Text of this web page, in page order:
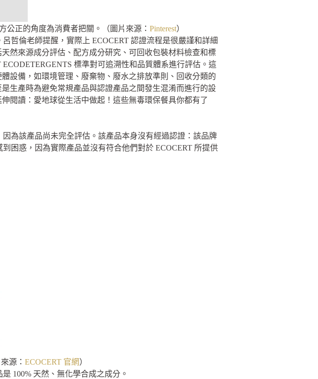
公正的角度為消費者把關。（圖片來源： Pinterest）
哲倫老師提醒，實際上 ECOCERT 認證流程是很嚴謹和詳細
然來源成分評估、配方成分研究、可回收包裝材料檢查和標
標準對可追溯性和品質體系進行評估。這
設備，如環境管理、廢棄物、廢水之排放準則、回收分類的
生產時為避免常規產品與認證產品之間發生混淆而進行的設
閱讀：愛地球從生活中做起！這些無毒環保餐具你都有了
為該產品尚未完全評估。該產品本身沒有經過認證：該品牌
困惑，因為實際產品並沒有符合他們對於 ECOCERT 所提供
源： ECOCERT 官網）
100% 天然、無化學合成之成分。